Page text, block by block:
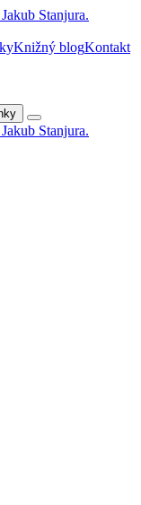
Knižný blogKontakt